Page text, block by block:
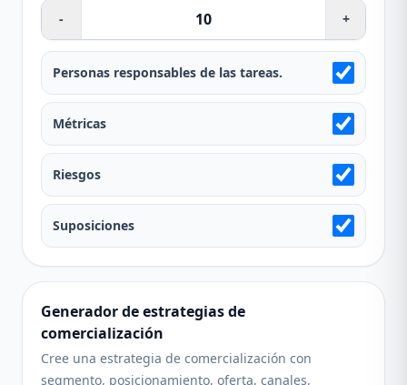
- +
Personas responsables de las tareas.
Métricas
Riesgos
Suposiciones
Generador de estrategias de
comercialización
Cree una estrategia de comercialización con
segmento, posicionamiento, oferta, canales,